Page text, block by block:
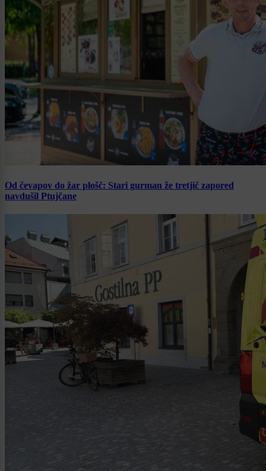
Od čevapov do žar plošč: Stari gurman že tretjič zapored
navdušil Ptujčane